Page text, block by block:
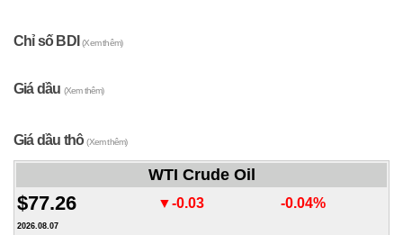
Chỉ số BDI(Xem thêm)
Giá dầu (Xem thêm)
Giá dầu thô(Xem thêm)
WTI Crude Oil
$77.26 ▼-0.03 -0.04%
2026.08.07